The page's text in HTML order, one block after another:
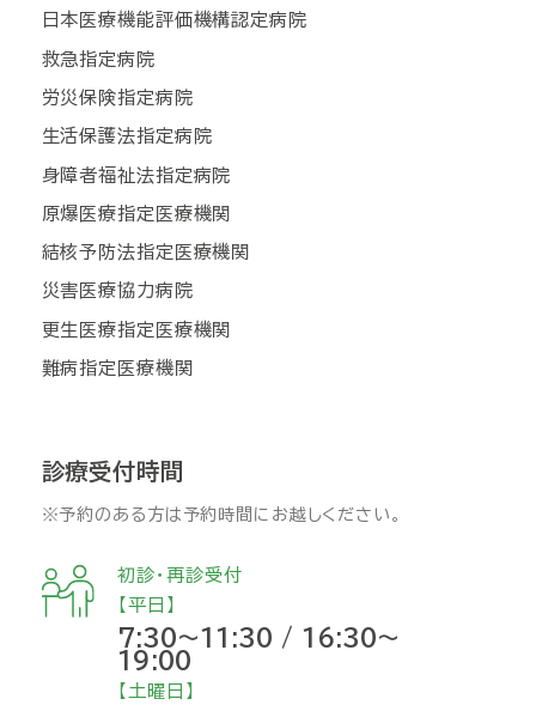
日本医療機能評価機構認定病院
救急指定病院
労災保険指定病院
生活保護法指定病院
身障者福祉法指定病院
原爆医療指定医療機関
結核予防法指定医療機関
災害医療協力病院
更生医療指定医療機関
難病指定医療機関
診療受付時間
※予約のある方は予約時間にお越しください。
初診・再診受付
【平日】
7:30～11:30 / 16:30～
19:00
【土曜日】